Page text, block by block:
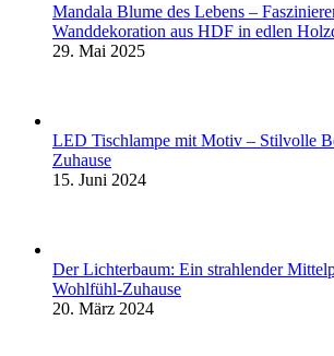
Mandala Blume des Lebens –
Wanddekoration aus HDF in edlen
29. Mai 2025
LED Tischlampe mit Motiv – Stilvolle
Zuhause
15. Juni 2024
Der Lichterbaum: Ein strahlender
Wohlfühl-Zuhause
20. März 2024